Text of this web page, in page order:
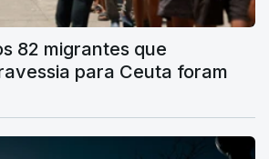
82 migrantes que
para Ceuta foram